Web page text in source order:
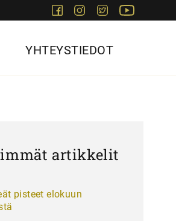
FacebookInstagram
Twitter
YHTEYSTIEDOT
artikkelit
pisteet elokuun